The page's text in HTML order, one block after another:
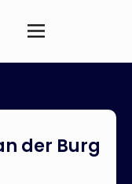
der Burg